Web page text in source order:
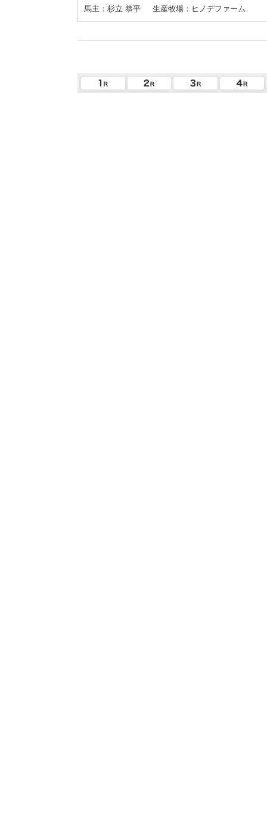
馬主：杉立 恭平
生産牧場：ヒノデファーム